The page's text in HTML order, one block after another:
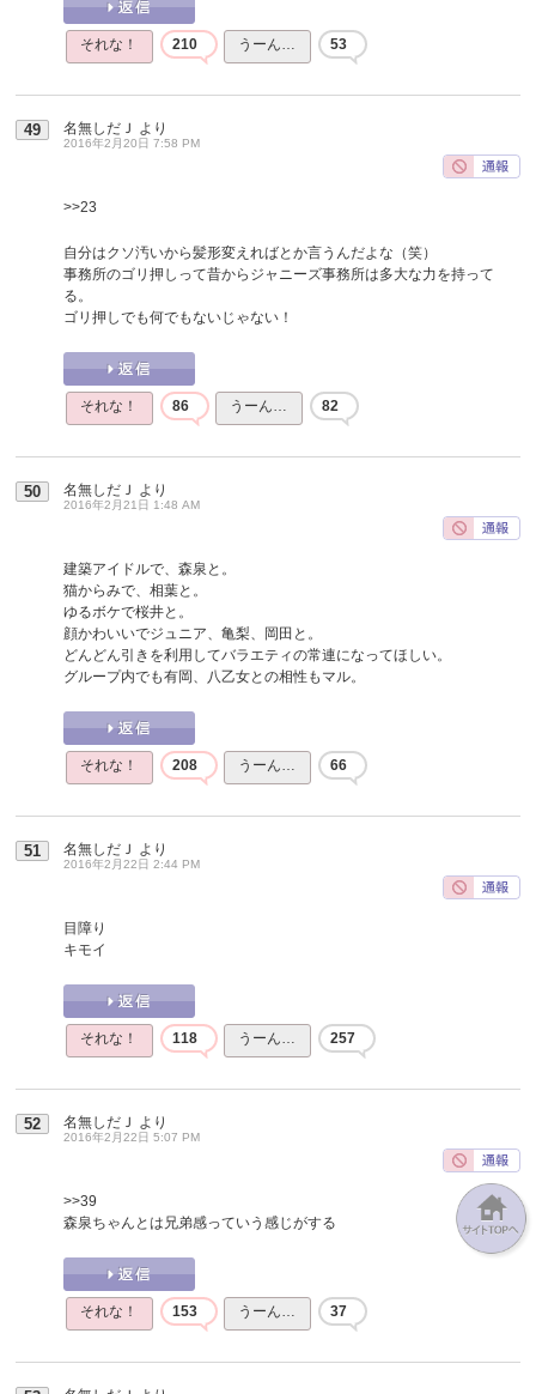
それな！ 210 うーん… 53
49 名無しだＪ より
2016年2月20日 7:58 PM
>>23
自分はクソ汚いから髪形変えればとか言うんだよな（笑）
事務所のゴリ押しって昔からジャニーズ事務所は多大な力を持って
る。
ゴリ押しでも何でもないじゃない！
それな！ 86 うーん… 82
50 名無しだＪ より
2016年2月21日 1:48 AM
建築アイドルで、森泉と。
猫からみで、相葉と。
ゆるボケで桜井と。
顔かわいいでジュニア、亀梨、岡田と。
どんどん引きを利用してバラエティの常連になってほしい。
グループ内でも有岡、八乙女との相性もマル。
それな！ 208 うーん… 66
51 名無しだＪ より
2016年2月22日 2:44 PM
目障り
キモイ
それな！ 118 うーん… 257
52 名無しだＪ より
2016年2月22日 5:07 PM
>>39
森泉ちゃんとは兄弟感っていう感じがする
それな！ 153 うーん… 37